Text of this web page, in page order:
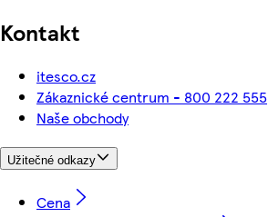
Kontakt
itesco.cz
Zákaznické centrum - 800 222 555
Naše obchody
Užitečné odkazy
Cena